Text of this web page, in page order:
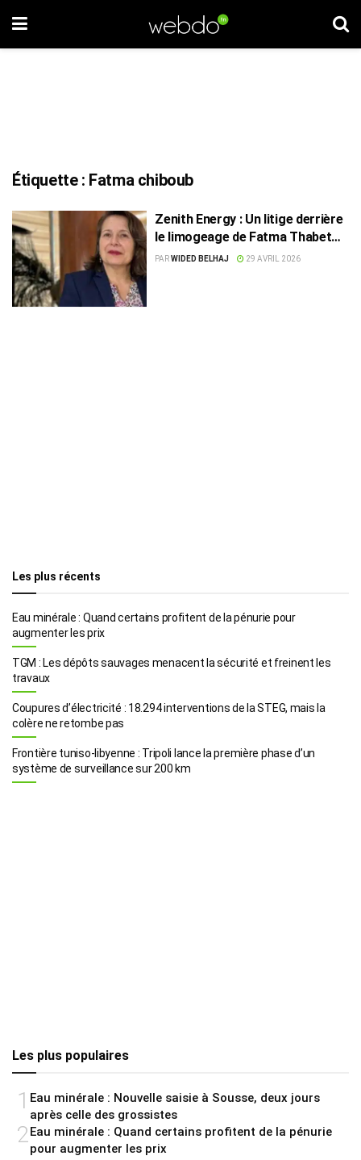
Étiquette : Fatma chiboub
Zenith Energy : Un litige derrière
le limogeage de Fatma Thabet
Chiboub ?
PARWIDED BELHAJ 29 AVRIL 2026
Les plus récents
Eau minérale : Quand certains profitent de la pénurie pour
augmenter les prix
TGM : Les dépôts sauvages menacent la sécurité et freinent les
travaux
Coupures d’électricité : 18.294 interventions de la STEG, mais la
colère ne retombe pas
Frontière tuniso-libyenne : Tripoli lance la première phase d’un
système de surveillance sur 200 km
Les plus populaires
1 Eau minérale : Nouvelle saisie à Sousse, deux jours
après celle des grossistes
2 Eau minérale : Quand certains profitent de la pénurie
pour augmenter les prix